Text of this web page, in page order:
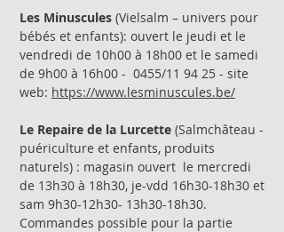
Les Minuscules (Vielsalm – univers pour
bébés et enfants): ouvert le jeudi et le
vendredi de 10h00 à 18h00 et le samedi
de 9h00 à 16h00 - 0455/11 94 25 - site
web: https://www.lesminuscules.be/
Le Repaire de la Lurcette (Salmchâteau -
puériculture et enfants, produits
naturels) : magasin ouvert le mercredi
de 13h30 à 18h30, je-vdd 16h30-18h30 et
sam 9h30-12h30- 13h30-18h30.
Commandes possible pour la partie